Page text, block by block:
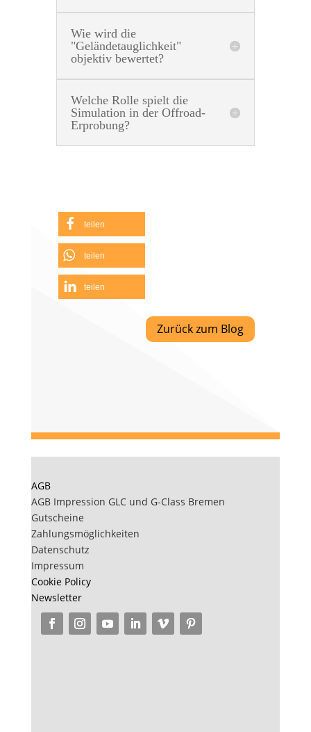
Wie wird die
"Geländetauglichkeit"
objektiv bewertet?
Welche Rolle spielt die
Simulation in der Offroad-
Erprobung?
teilen
teilen
teilen
Zurück zum Blog
AGB
AGB Impression GLC und G-Class Bremen
Gutscheine
Zahlungsmöglichkeiten
Datenschutz
Impressum
Cookie Policy
Newsletter